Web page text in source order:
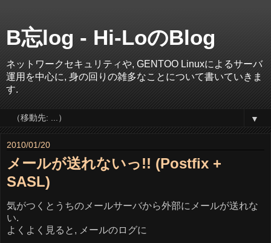
B忘log - Hi-LoのBlog
ネットワークセキュリティや, GENTOO Linuxによるサーバ
運用を中心に, 身の回りの雑多なことについて書いていきま
す.
▼
2010/01/20
メールが送れないっ!! (Postfix +
SASL)
気がつくとうちのメールサーバから外部にメールが送れな
い.
よくよく見ると, メールのログに